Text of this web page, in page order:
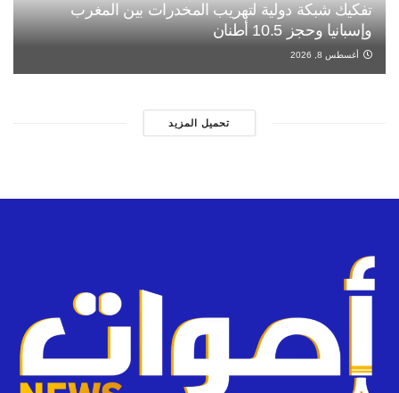
تفكيك شبكة دولية لتهريب المخدرات بين المغرب
وإسبانيا وحجز 10.5 أطنان
أغسطس 8, 2026
تحميل المزيد